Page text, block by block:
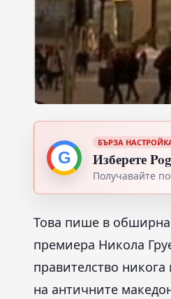
G
БЪРЗА НАСТРОЙКА
Изберете
Получавайте
Това пише в обширна
премиера Никола
правителство
на античните